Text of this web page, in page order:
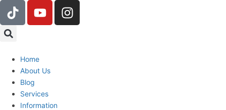
Home
About Us
Blog
Services
Information